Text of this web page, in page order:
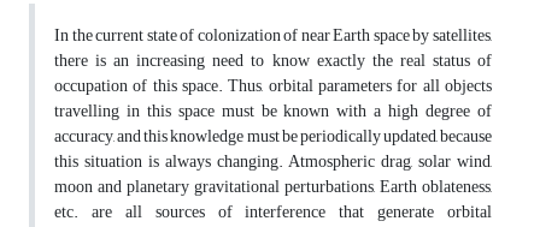
In the current state of colonization of near Earth space by satellites,
there is an increasing need to know exactly the real status of
occupation of this space. Thus, orbital parameters for all objects
travelling in this space must be known with a high degree of
accuracy, and this knowledge must be periodically updated, because
this situation is always changing. Atmospheric drag, solar wind,
moon and planetary gravitational perturbations, Earth oblateness,
etc. are all sources of interference that generate orbital